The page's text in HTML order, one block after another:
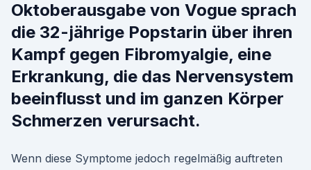
Oktoberausgabe von Vogue sprach
die 32-jährige Popstarin über ihren
Kampf gegen Fibromyalgie, eine
Erkrankung, die das Nervensystem
beeinflusst und im ganzen Körper
Schmerzen verursacht.
Wenn diese Symptome jedoch regelmäßig auftreten